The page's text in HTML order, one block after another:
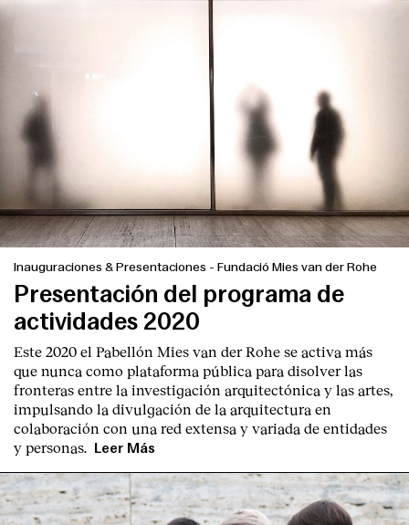
Servicios
Inauguraciones & Presentaciones - Fundació Mies van der Rohe
Presentación del programa de
actividades 2020
Este 2020 el Pabellón Mies van der Rohe se activa más
que nunca como plataforma pública para disolver las
fronteras entre la investigación arquitectónica y las artes,
impulsando la divulgación de la arquitectura en
colaboración con una red extensa y variada de entidades
y personas.
Leer Más